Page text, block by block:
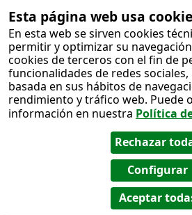
Esta página web usa
En esta web se sirven cookies
permitir y optimizar su
cookies de terceros con el fin de
funcionalidades de redes
basada en sus hábitos de
rendimiento y tráfico web. Puede
información en nuestra Política